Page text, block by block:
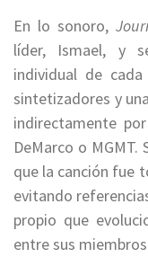
En lo sonoro,
líder, Ismael, y
individual de
sintetizadores y
indirectamente
DeMarco o
que la canción fue
evitando
propio que
entre sus